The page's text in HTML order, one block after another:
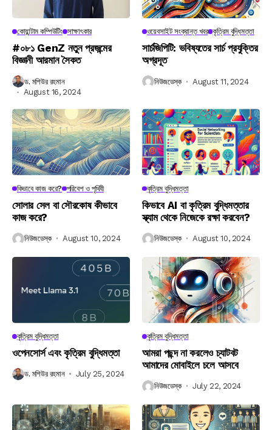
কোয়ান্টাম কম্পিউটিং সাক্ষাৎকার
#০৮১ GenZ নতুন প্রজন্মের
বিজ্ঞানী আরমান সৈকত
ড. মশিউর রহমান
August 16, 2024
ওয়েবসাইট সংক্রান্ত খবর কৃত্রিম বুদ্ধিমত্তা
সার্চজিপিটি: ভবিষ্যতের সার্চ প্রযুক্তির
অগ্রদূত
নিউজডেস্ক August 11, 2024
কিভাবে কাজ করে? পরিবেশ ও পৃথিবী
সোলার সেল বা সৌরকোষ কীভাবে
কাজ করে?
নিউজডেস্ক August 10, 2024
কৃত্রিম বুদ্ধিমত্তা
কিভাবে AI বা কৃত্রিম বুদ্ধিমত্তার
স্ক্যাম থেকে নিজেকে রক্ষা করবেন?
নিউজডেস্ক August 10, 2024
কৃত্রিম বুদ্ধিমত্তা
ওপেনসোর্স এবং কৃত্রিম বুদ্ধিমত্তা
ড. মশিউর রহমান July 25, 2024
কৃত্রিম বুদ্ধিমত্তা
আমরা পছন্দ না করলেও চ্যাটবট
আমাদের মোবাইলে চলে আসবে
নিউজডেস্ক July 22, 2024